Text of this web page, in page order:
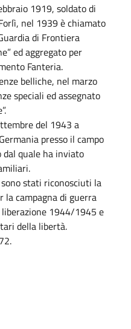
1919, soldato di
nel 1939 è chiamato
di Frontiera
ed aggregato per
Fanteria.
belliche, nel marzo
speciali ed assegnato
del 1943 a
presso il campo
dal quale ha inviato
stati riconosciuti la
la campagna di guerra
1944/1945 e
della libertà.